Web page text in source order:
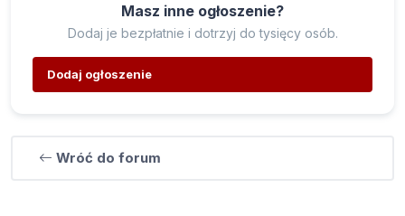
Masz inne ogłoszenie?
Dodaj je bezpłatnie i dotrzyj do tysięcy osób.
Dodaj ogłoszenie
Wróć do forum